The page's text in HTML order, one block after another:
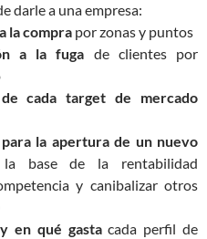
darle a una empresa:
la compra por zonas y puntos
a la fuga de clientes por
cada target de mercado
la apertura de un nuevo
base de la rentabilidad
y canibalizar otros
en qué gastacada perfil de